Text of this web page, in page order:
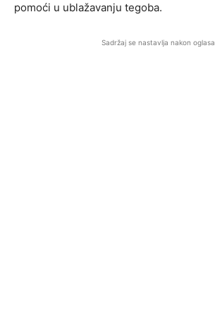
pomoći u ublažavanju tegoba.
Sadržaj se nastavlja nakon oglasa